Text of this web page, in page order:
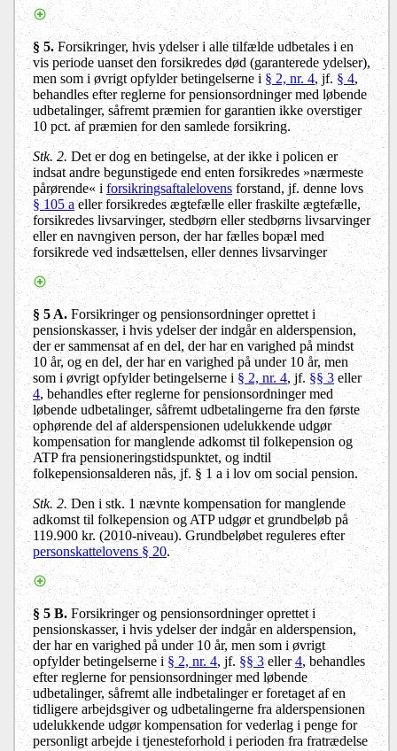
§ 5.Forsikringer, hvis ydelser i alle tilfælde udbetales i en
vis periode uanset den forsikredes død (garanterede ydelser),
men som i øvrigt opfylder betingelserne i§ 2, nr. 4, jf. § 4,
behandles efter reglerne for pensionsordninger med løbende
udbetalinger, såfremt præmien for garantien ikke overstiger
10 pct. af præmien for den samlede forsikring.
Stk. 2. Det er dog en betingelse, at der ikke i policen er
indsat andre begunstigede end enten forsikredes »nærmeste
pårørende« i forsikringsaftalelovens forstand, jf. denne lovs
§ 105 aeller forsikredes ægtefælle eller fraskilte ægtefælle,
forsikredes livsarvinger, stedbørn eller stedbørns livsarvinger
eller en navngiven person, der har fælles bopæl med
forsikrede ved indsættelsen, eller dennes livsarvinger
§ 5 A. Forsikringer og pensionsordninger oprettet i
pensionskasser, i hvis ydelser der indgår en alderspension,
der er sammensat af en del, der har en varighed på mindst
10 år, og en del, der har en varighed på under 10 år, men
som i øvrigt opfylder betingelserne i§ 2, nr. 4, jf. §§ 3 eller
4, behandles efter reglerne for pensionsordninger med
løbende udbetalinger, såfremt udbetalingerne fra den første
ophørende del af alderspensionen udelukkende udgør
kompensation for manglende adkomst til folkepension og
ATP fra pensioneringstidspunktet, og indtil
folkepensionsalderen nås, jf. § 1 a i lov om social pension.
Stk. 2. Den i stk. 1 nævnte kompensation for manglende
adkomst til folkepension og ATP udgør et grundbeløb på
119.900 kr. (2010-niveau). Grundbeløbet reguleres efter
personskattelovens § 20.
§ 5 B. Forsikringer og pensionsordninger oprettet i
pensionskasser, i hvis ydelser der indgår en alderspension,
der har en varighed på under 10 år, men som i øvrigt
opfylder betingelserne i§ 2, nr. 4, jf.§§ 3eller4, behandles
efter reglerne for pensionsordninger med løbende
udbetalinger, såfremt alle indbetalinger er foretaget af en
tidligere arbejdsgiver og udbetalingerne fra alderspensionen
udelukkende udgør kompensation for vederlag i penge for
personligt arbejde i tjenesteforhold i perioden fra fratrædelse